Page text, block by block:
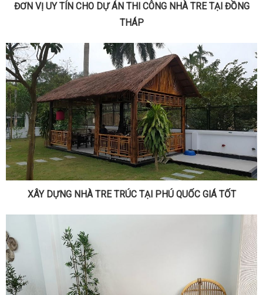
ĐƠN VỊ UY TÍN CHO DỰ ÁN THI CÔNG NHÀ TRE TẠI ĐỒNG
THÁP
XÂY DỰNG NHÀ TRE TRÚC TẠI PHÚ QUỐC GIÁ TỐT